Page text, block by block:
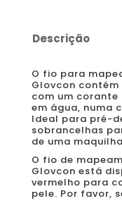
Descrição
O fio para
Glovcon
com um
em água, numa
Ideal para pré-
sobrancelhas
de uma
O fio de
Glovcon está
vermelho para
pele. Por favor,